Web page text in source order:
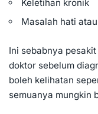
Keletihan kronik
Masalah hati
Ini sebabnya
doktor sebelum
boleh kelihatan
semuanya mungkin